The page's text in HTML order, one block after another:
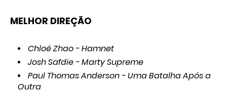
MELHOR DIREÇÃO
Chloé Zhao - Hamnet
Josh Safdie - Marty Supreme
Paul Thomas Anderson - Uma Batalha Após a
Outra